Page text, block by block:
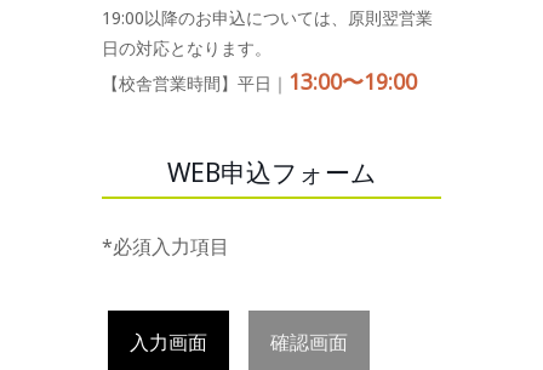
19:00以降のお申込については、原則翌営業
日の対応となります。
【校舎営業時間】平日｜ 13:00〜19:00
WEB申込フォーム
*必須入力項目
入力画面 確認画面